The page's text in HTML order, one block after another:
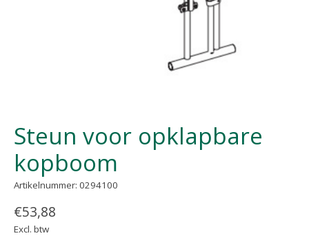
Steun voor opklapbare
kopboom
Artikelnummer: 0294100
€53,88
Excl. btw